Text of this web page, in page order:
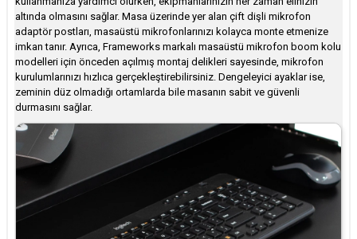
altında olmasını sağlar. Masa üzerinde yer alan çift dişli mikrofon
adaptör postları, masaüstü mikrofonlarınızı kolayca monte etmenize
imkan tanır. Ayrıca, Frameworks markalı masaüstü mikrofon boom kolu
modelleri için önceden açılmış montaj delikleri sayesinde, mikrofon
kurulumlarınızı hızlıca gerçekleştirebilirsiniz. Dengeleyici ayaklar ise,
zeminin düz olmadığı ortamlarda bile masanın sabit ve güvenli
durmasını sağlar.